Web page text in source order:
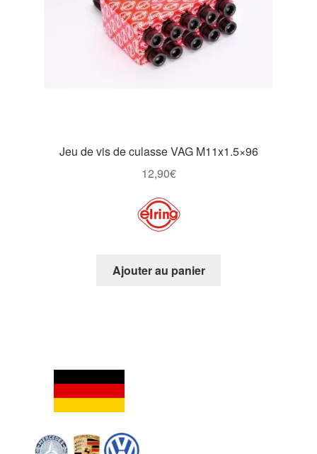
Jeu de vis de culasse VAG M11x1.5×96
12,90€
Ajouter au panier